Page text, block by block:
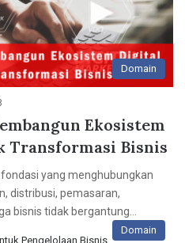
Domain
Ekosistem
Transformasi Bisnis
yang menghubungkan
distribusi, pemasaran,
bisnis tidak bergantung…
Domain